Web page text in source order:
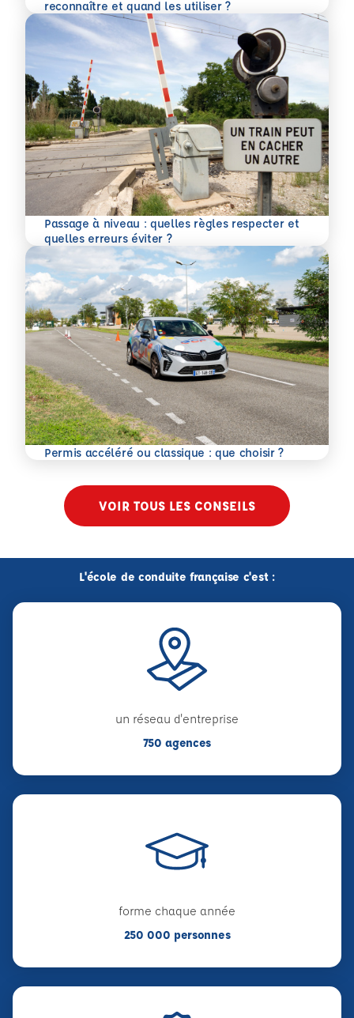
reconnaître et quand les utiliser ?
Passage à niveau : quelles règles respecter et
quelles erreurs éviter ?
En savoir plus
Permis accéléré ou classique : que choisir ?
En savoir plus
VOIR TOUS LES CONSEILS
L'école de conduite française c'est :
un réseau d'entreprise
750 agences
forme chaque année
250 000 personnes